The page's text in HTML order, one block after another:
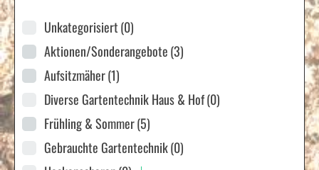
Unkategorisiert(0)
Aktionen/Sonderangebote(3)
Aufsitzmäher(1)
Diverse Gartentechnik Haus & Hof(0)
Frühling & Sommer(5)
Gebrauchte Gartentechnik(0)